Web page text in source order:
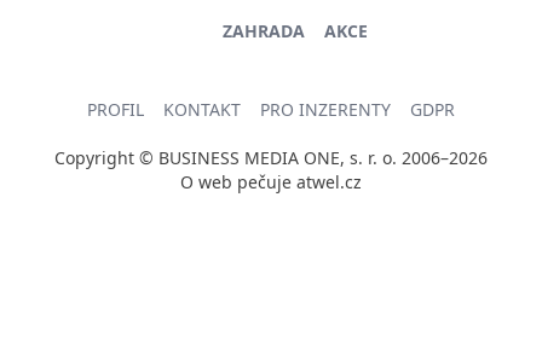
ZAHRADA
AKCE
PROFIL KONTAKT PRO INZERENTY GDPR
Copyright © BUSINESS MEDIA ONE, s. r. o. 2006–2026